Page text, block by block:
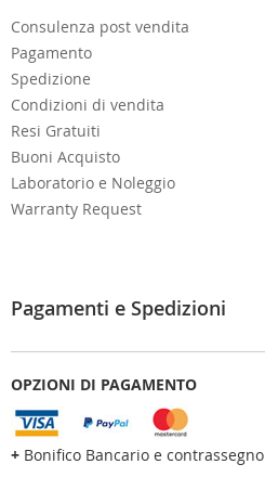
Consulenza post vendita
Pagamento
Spedizione
Condizioni di vendita
Resi Gratuiti
Buoni Acquisto
Laboratorio e Noleggio
Warranty Request
Pagamenti e Spedizioni
OPZIONI DI PAGAMENTO
+ Bonifico Bancario e contrassegno